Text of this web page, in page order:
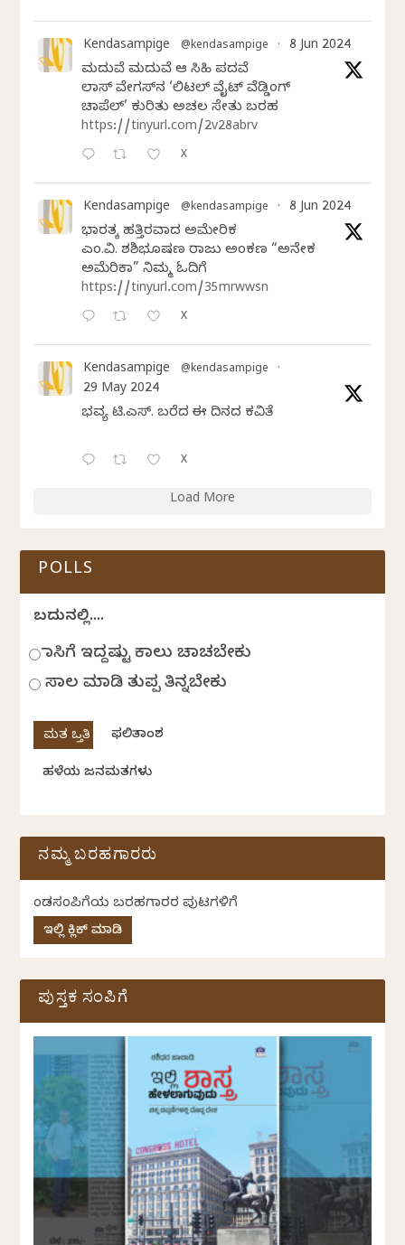
Kendasampige @kendasampige · 8 Jun 2024
ಮದುವೆ ಮದುವೆ ಆ ಸಿಹಿ ಪದವೆ
ಲಾಸ್‌ ವೇಗಸ್‌ನ ‘ಲಿಟಲ್ ವೈಟ್ ವೆಡ್ಡಿಂಗ್
ಚಾಪೆಲ್’ ಕುರಿತು ಅಚಲ ಸೇತು ಬರಹ
https://tinyurl.com/2v28abrv
X
Kendasampige @kendasampige · 8 Jun 2024
ಭಾರತಕ್ಕೆ ಹತ್ತಿರವಾದ ಅಮೇರಿಕ
ಎಂ.ವಿ. ಶಶಿಭೂಷಣ ರಾಜು ಅಂಕಣ “ಅನೇಕ
ಅಮೆರಿಕಾ” ನಿಮ್ಮ ಓದಿಗೆ
https://tinyurl.com/35mrwwsn
X
Kendasampige @kendasampige ·
29 May 2024
ಭವ್ಯ ಟಿ.ಎಸ್. ಬರೆದ ಈ ದಿನದ ಕವಿತೆ
X
Load More
POLLS
ಬದುಕಿನಲ್ಲಿ....
ಹಾಸಿಗೆ ಇದ್ದಷ್ಟು ಕಾಲು ಚಾಚಬೇಕು
ಸಾಲ ಮಾಡಿ ತುಪ್ಪ ತಿನ್ನಬೇಕು
ಫಲಿತಾಂಶ
ಹಳೆಯ ಜನಮತಗಳು
ನಮ್ಮ ಬರಹಗಾರರು
ಕೆಂಡಸಂಪಿಗೆಯ ಬರಹಗಾರರ ಪುಟಗಳಿಗೆ
ಇಲ್ಲಿ ಕ್ಲಿಕ್ ಮಾಡಿ
ಪುಸ್ತಕ ಸಂಪಿಗೆ